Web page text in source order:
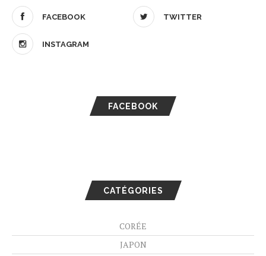
FACEBOOK TWITTER
INSTAGRAM
FACEBOOK
CATÉGORIES
CORÉE
JAPON